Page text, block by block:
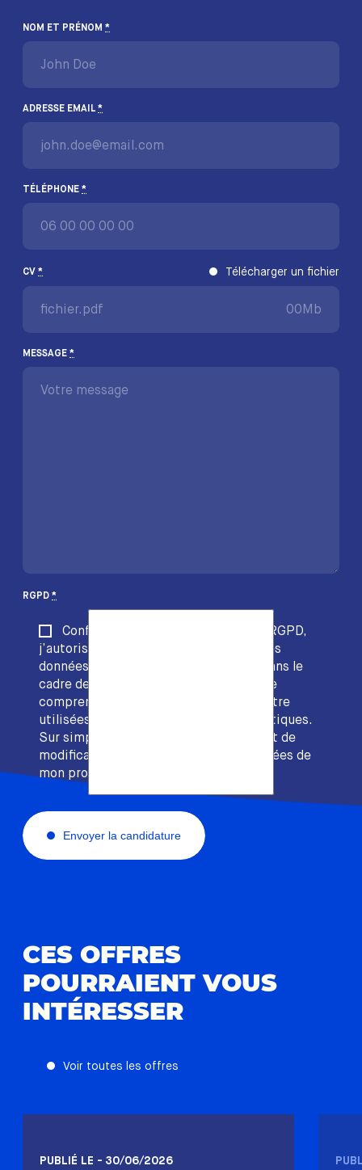
NOM ET PRÉNOM *
ADRESSE EMAIL *
TÉLÉPHONE *
CV * Télécharger un fichier
fichier.pdf 00Mb
MESSAGE *
RGPD *
Conformément à l’article 4(11) du RGPD,
j’autorise la société EDACS à stocker les
données collectées via ce formulaire dans le
cadre de la fourniture de son service. Je
comprends que ces données peuvent être
utilisées dans vos traitements informatiques.
Sur simple demande, je dispose du droit de
modification et d’effacement des données de
mon profil.
Envoyer la candidature
CES OFFRES
POURRAIENT VOUS
INTÉRESSER
Voir toutes les offres
PUBLIÉ LE - 30/06/2026